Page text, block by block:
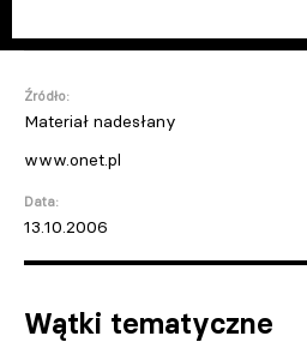
Źródło:
Materiał nadesłany
www.onet.pl
Data:
13.10.2006
Wątki tematyczne